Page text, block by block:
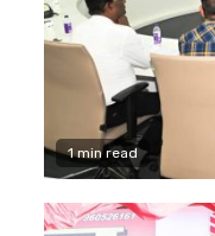
1 min read